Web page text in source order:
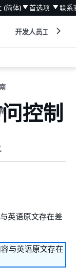
(简体) 首选项 联系
开发人员工具
控制
英语原文存在差
与英语原文存在